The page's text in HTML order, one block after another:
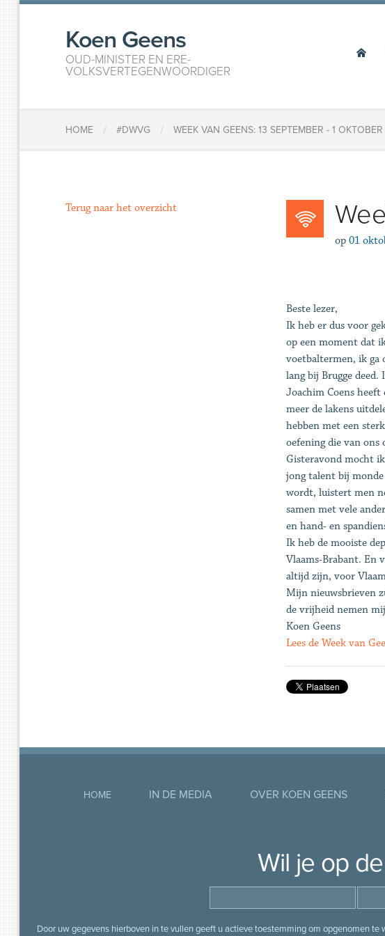
Koen Geens
OUD-MINISTER EN ERE-
VOLKSVERTEGENWOORDIGER
HOME / #DWVG / WEEK VAN GEENS: 13 SEPTEMBER - 1 OKTOBER
op 01
Beste lezer,
Ik heb er dus voor
op een moment dat
voetbaltermen, ik ga
lang bij Brugge
Joachim Coens
meer de lakens
hebben met een
oefening die van
Gisteravond mocht
jong talent bij
wordt, luistert men
samen met vele
en hand- en
Ik heb de mooiste
Vlaams-Brabant. En
altijd zijn, voor
Mijn nieuwsbrieven
de vrijheid nemen
Koen Geens
Lees de Week van
Terug naar het overzicht
HOME IN DE MEDIA OVER KOEN GEENS
Wil je op
Door uw gegevens hierboven in te vullen geeft u actieve toestemming om opgenomen